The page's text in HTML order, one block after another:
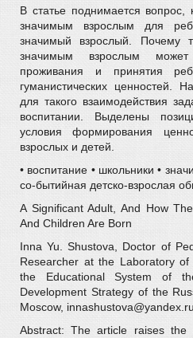
В статье поднимается вопрос,
значимым взрослым для
значимый взрослый. Почему
значимым взрослым
проживания и принятия
гуманистических ценностей.
для такого взаимодействия
воспитании. Выделены
условия формирования
взрослых и детей.
• воспитание • школьники •
со-бытийная детско-взрослая
A Significant Adult, And How
And Children Are Born
Inna Yu. Shustova, Doctor of
Researcher at the Laboratory
the Educational System of
Development Strategy of the
Moscow, innashustova@yandex.ru
Abstract: The article raises